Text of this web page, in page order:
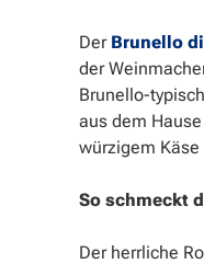
Der Brunello
der
Brunello-
aus dem
würzigem Käse
So schmeckt
Der herrliche